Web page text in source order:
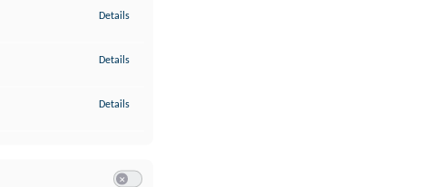
Details
Details
Details